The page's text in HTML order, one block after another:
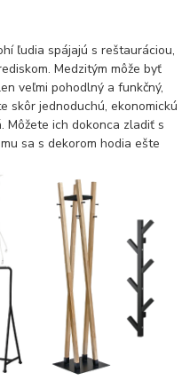
ľudia spájajú s reštauráciou,
Medzitým môže byť
veľmi pohodlný a funkčný,
skôr jednoduchú, ekonomickú
Môžete ich dokonca zladiť s
sa s dekorom hodia ešte